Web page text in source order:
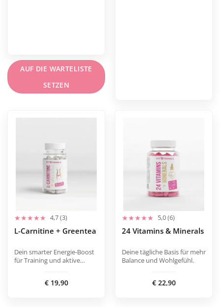
AUF DIE WARTELISTE
SETZEN
4,7 (3)
L-Carnitine + Greentea
Dein smarter Energie-Boost
für Training und aktive
€19,90
5,0 (6)
24 Vitamins & Minerals
Deine tägliche Basis für mehr
Balance und Wohlgefühl.
€22,90